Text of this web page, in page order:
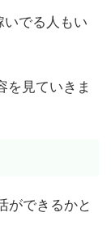
でる人もい
を見ていきま
ができるかと